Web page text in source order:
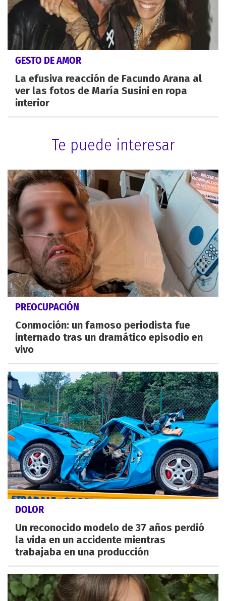
GESTO DE AMOR
La efusiva reacción de Facundo Arana al
ver las fotos de María Susini en ropa
interior
Te puede interesar
PREOCUPACIÓN
Conmoción: un famoso periodista fue
internado tras un dramático episodio en
vivo
DOLOR
Un reconocido modelo de 37 años perdió
la vida en un accidente mientras
trabajaba en una producción